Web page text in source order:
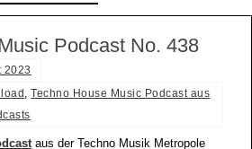
Podcast No. 438
2023
,Techno House Music Podcast aus
aus der Techno Musik Metropole